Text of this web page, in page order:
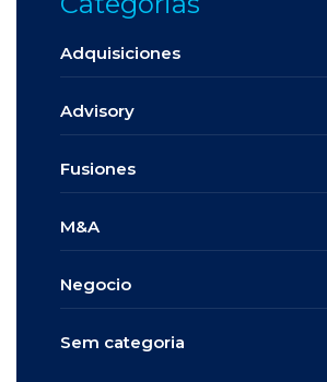
Adquisiciones
Advisory
Fusiones
M&A
Negocio
Sem categoria